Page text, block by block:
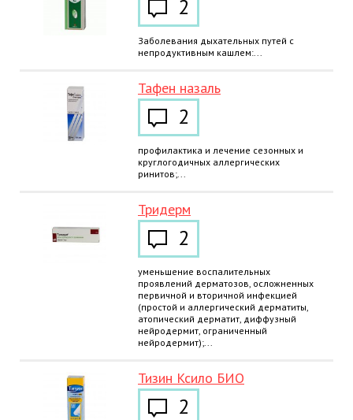
2
Заболевания дыхательных путей с
непродуктивным кашлем:...
Тафен назаль
2
профилактика и лечение сезонных и
круглогодичных аллергических
ринитов;...
Тридерм
2
уменьшение воспалительных
проявлений дерматозов, осложненных
первичной и вторичной инфекцией
(простой и аллергический дерматиты,
атопический дерматит, диффузный
нейродермит, ограниченный
нейродермит);...
Тизин Ксило БИО
2